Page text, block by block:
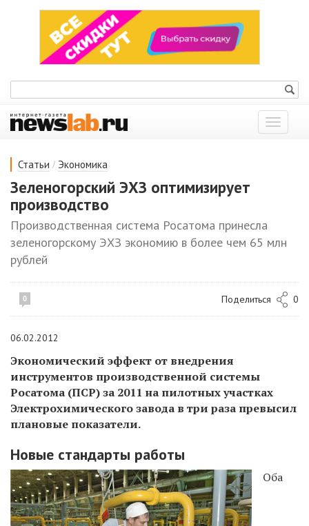
Показать
меню
Статьи / Экономика
Зеленогорский ЭХЗ оптимизирует
производство
Производственная система Росатома принесла
зеленогорскому ЭХЗ экономию в более чем 65 млн
рублей
0 Поделиться 0
06.02.2012
Экономический эффект от внедрения
инструментов производственной системы
Росатома (ПСР) за 2011 на пилотных участках
Электрохимического завода в три раза превысил
плановые показатели.
Новые стандарты работы
Оба